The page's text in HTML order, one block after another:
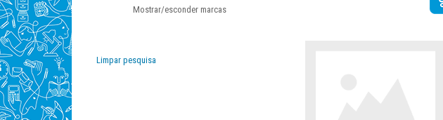
N-office
Petrus
Mostrar/esconder marcas
Limpar pesquisa